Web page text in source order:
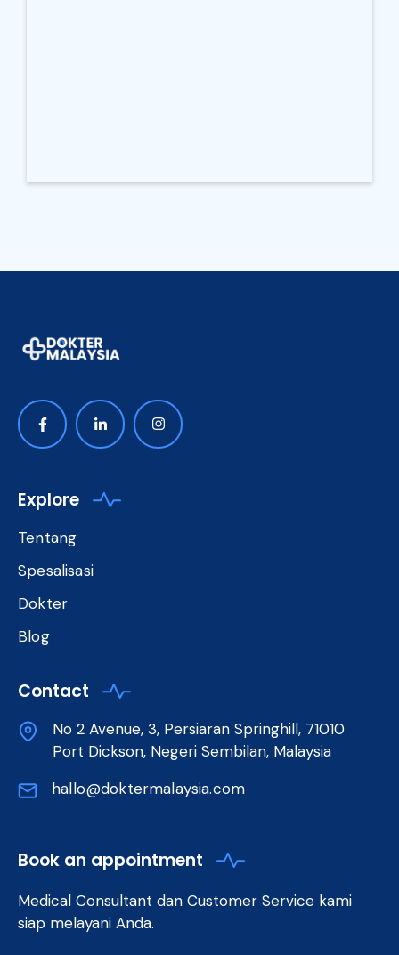
Explore
Tentang
Spesalisasi
Dokter
Blog
Contact
No 2 Avenue, 3, Persiaran Springhill, 71010
Port Dickson, Negeri Sembilan, Malaysia
hallo@doktermalaysia.com
Book an appointment
Medical Consultant dan Customer Service kami
siap melayani Anda.